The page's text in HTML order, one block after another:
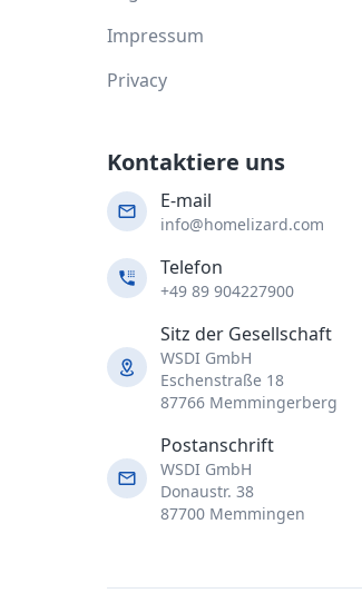
Impressum
Privacy
Kontaktiere uns
E-mail
info@homelizard.com
Telefon
+49 89 904227900
Sitz der Gesellschaft
WSDI GmbH
Eschenstraße 18
87766 Memmingerberg
Postanschrift
WSDI GmbH
Donaustr. 38
87700 Memmingen